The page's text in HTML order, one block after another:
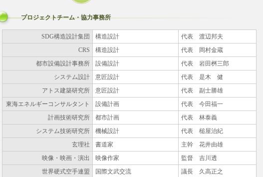
プロジェクトチーム・協力事務所
SDG構造設計集団 構造設計
代表 渡辺邦夫
CRS
構造設計
代表 岡村金蔵
都市設備設計事務所
設備設計
代表 岩田桝三郎
システム設計
意匠設計
代表 是木 健
アトス建築研究所
意匠設計
代表 副士勝雄
東海エネルギーコンサルタント
設備計画
代表 今田福一
計画技術研究所
都市計画
代表 林泰義
システム技術研究所
機械設計
代表 槌屋治紀
玄理社
書道家
主幹 花井由雄
映像・映画・演出
映像作家
監督 吉川透
世界硬式空手連盟
国際文武交流
議長 久高正之